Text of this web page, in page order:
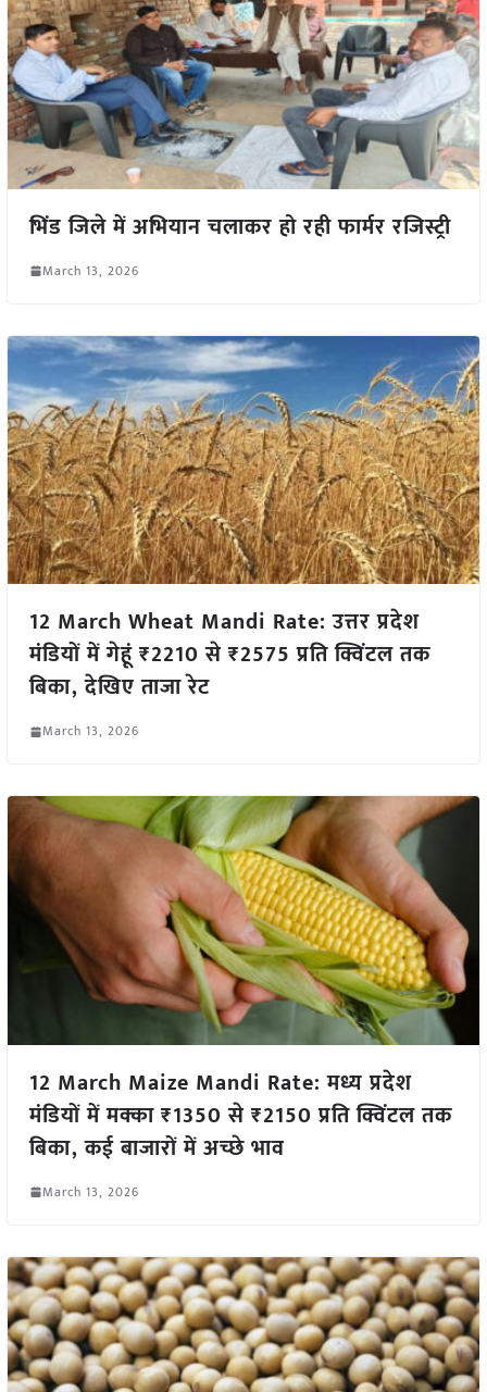
भिंड जिले में अभियान चलाकर हो रही फार्मर रजिस्ट्री
March 13, 2026
12 March Wheat Mandi Rate: उत्तर प्रदेश
मंडियों में गेहूं ₹2210 से ₹2575 प्रति क्विंटल तक
बिका, देखिए ताजा रेट
March 13, 2026
12 March Maize Mandi Rate: मध्य प्रदेश
मंडियों में मक्का ₹1350 से ₹2150 प्रति क्विंटल तक
बिका, कई बाजारों में अच्छे भाव
March 13, 2026